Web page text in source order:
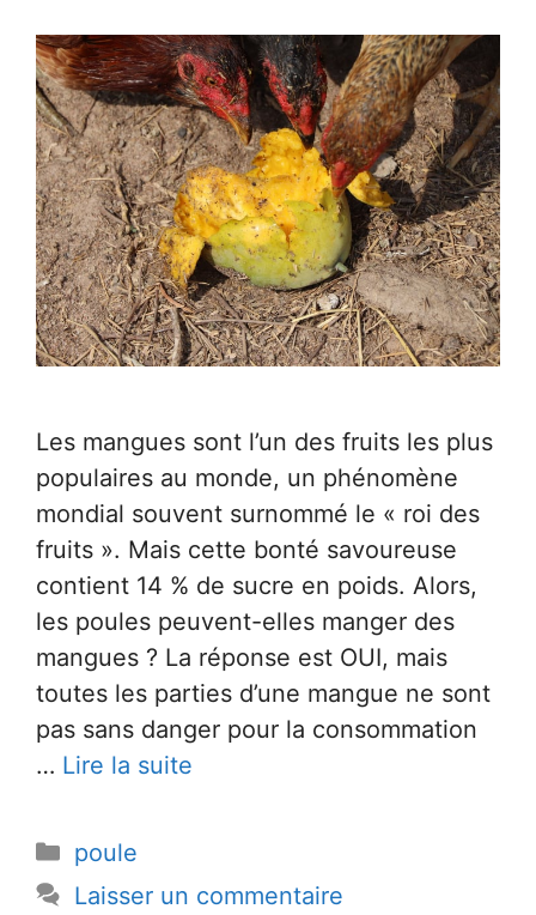
Les mangues sont l’un des fruits les plus
populaires au monde, un phénomène
mondial souvent surnommé le « roi des
fruits ». Mais cette bonté savoureuse
contient 14 % de sucre en poids. Alors,
les poules peuvent-elles manger des
mangues ? La réponse est OUI, mais
toutes les parties d’une mangue ne sont
pas sans danger pour la consommation
… Lire la suite
Catégories
poule
Laisser un commentaire